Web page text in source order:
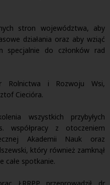
stron województwa, aby
działania oraz aby wziąć
specjalnie do członków rad
Rolnictwa i Rozwoju Wsi,
Ciecióra.
wszystkich przybyłych
współpracy z otoczeniem
Akademii Nauk oraz
który również zamknął
całe spotkanie.